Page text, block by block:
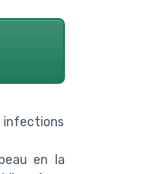
infections
en la